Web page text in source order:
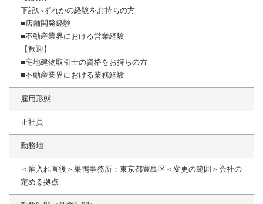
下記いずれかの経験をお持ちの方
■店舗開発経験
■不動産業界における営業経験
【歓迎】
■宅地建物取引士の資格をお持ちの方
■不動産業界における業務経験
雇用形態
正社員
勤務地
＜雇入れ直後＞巣鴨事務所：東京都豊島区＜変更の範囲＞会社の
定める拠点